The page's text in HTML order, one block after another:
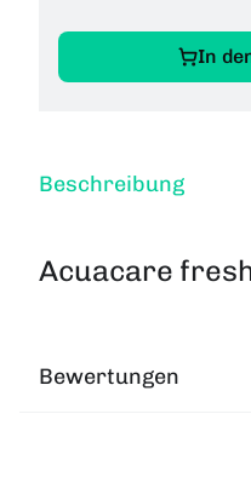
In
Beschreibung
Acuacare
Bewertungen